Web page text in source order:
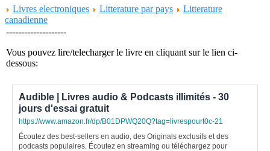
Livres electroniques
Litterature par pays
Litterature
canadienne
--------------------
Vous pouvez lire/telecharger le livre en cliquant sur le lien ci-
dessous:
Audible | Livres audio & Podcasts illimités - 30
jours d'essai gratuit
https://www.amazon.fr/dp/B01DPWQ20Q?tag=livrespourt0c-21
Écoutez des best-sellers en audio, des Originals exclusifs et des
podcasts populaires. Écoutez en streaming ou téléchargez pour